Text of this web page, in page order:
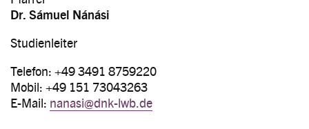
Dr. Sámuel Nánási
Studienleiter
Telefon: +49 3491 8759220
Mobil: +49 151 73043263
E-Mail: nanasi@dnk-lwb.de